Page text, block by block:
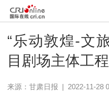
“乐动敦煌-文
目剧场主体工
来源： 甘肃日报 | 2022-11-28